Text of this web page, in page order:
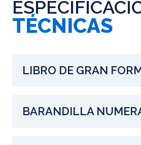
TÉCNICAS
LIBRO DE GRAN
BARANDILLA